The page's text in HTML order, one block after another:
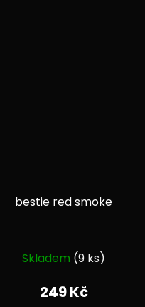
bestie red smoke
hodnocení
produktu
Skladem (9 ks)
249 Kč